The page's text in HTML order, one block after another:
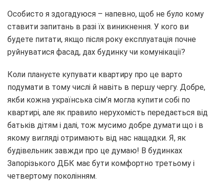
Особисто я здогадуюся – напевно, щоб не було кому
ставити запитань в разі їх виникнення. У кого ви
будете питати, якщо після року експлуатація почне
руйнуватися фасад, дах будинку чи комунікації?
Коли плануєте купувати квартиру про це варто
подумати в тому числі й навіть в першу чергу. Добре,
якби кожна українська сім’я могла купити собі по
квартирі, але як правило нерухомість передається від
батьків дітям і далі, тож мусимо добре думати що і в
якому вигляді отримають від нас нащадки. Я, як
будівельник завжди про це думаю! В будинках
Запорізького ДБК має бути комфортно третьому і
четвертому поколінням.